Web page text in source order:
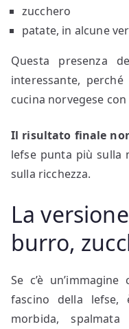
zucchero
patate, in alcune
Questa presenza
interessante,
cucina norvegese
Il risultato finale
lefse punta più sulla
sulla ricchezza.
La
burro,
Se c’è
fascino della lefse,
morbida,